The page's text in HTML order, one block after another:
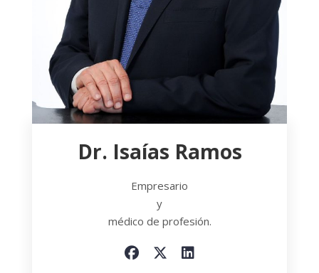
Dr. Isaías Ramos
Empresario
y
médico de profesión.